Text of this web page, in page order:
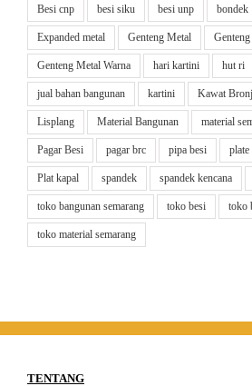
Besi cnp besi siku besi unp bondek
Expanded metal Genteng Metal
Genteng Metal Warna hari kartini hut ri
jual bahan bangunan kartini Kawat
Lisplang Material Bangunan material
Pagar Besi pagar brc pipa besi plate
Plat kapal spandek spandek kencana
toko bangunan semarang toko besi toko
toko material semarang
TENTANG